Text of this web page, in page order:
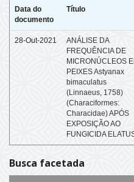
Data do
documento
Título
28-Out-2021
ANÁLISE DA
FREQUÊNCIA DE
MICRONÚCLEOS
PEIXES Astyanax
bimaculatus
(Linnaeus, 1758)
(Characiformes:
Characidae) APÓS
EXPOSIÇÃO AO
FUNGICIDA
Busca facetada